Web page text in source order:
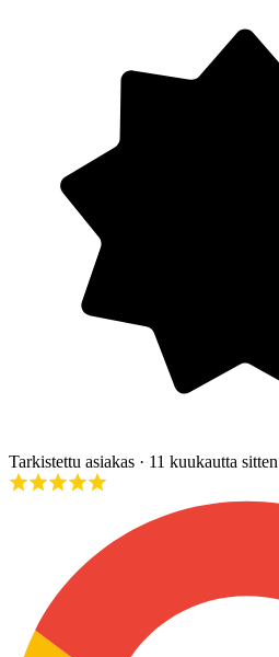
Tarkistettu asiakas · 11 kuukautta sitten